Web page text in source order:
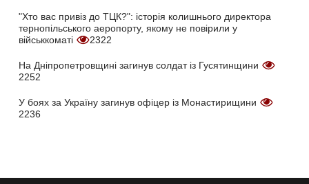
"Хто вас привіз до ТЦК?": історія колишнього директора
тернопільського аеропорту, якому не повірили у
військкоматі
2322
На Дніпропетровщині загинув солдат із Гусятинщини
2252
У боях за Україну загинув офіцер із Монастирищини
2236